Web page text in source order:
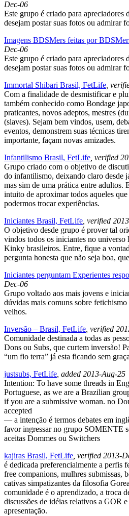
Dec-06
Este grupo é criado para apreciadores
desejam postar suas fotos ou admirar
Imagens BDSMers feitas por
Dec-06
Este grupo é criado para apreciadores
desejam postar suas fotos ou admirar
Immortal Shibari Brasil, FetLife ,
Com a finalidade de desmistificar e
também conhecido como Bondage
praticantes, novos adeptos, mestres
(slaves). Sejam bem vindos, usem,
eventos, demonstrem suas técnicas
importante, façam novas amizades.
Infantilismo Brasil, FetLife , verified
Grupo criado com o objetivo de
do infantilismo, deixando claro desde
mas sim de uma prática entre adultos.
intuito de aproximar todos aqueles
podermos trocar experiências.
Iniciantes Brasil, FetLife , verified
O objetivo desde grupo é prover tal
vindos todos os iniciantes no
Kinky brasileiros. Entre, fique a
pergunta honesta que não seja boa,
Iniciantes perguntam Experientes
Dec-06
Grupo voltado aos mais jovens e
dúvidas mais comuns sobre
velhos.
Inversão – Brasil, FetLife , verified
Comunidade destinada a todas as
Dons ou Subs, que curtem inversão!
“um fio terra” já esta ficando sem
justsubs, FetLife , added 2013-Aug-25
Intention: To have some threads in
Portuguese, as we are a Brazilian
if you are a submissive woman. no
accepted
— a intenção é termos debates em
favor ingressar no grupo SOMENTE
aceitas Dommes ou Switchers
kajiras Brasil, FetLife , verified 2013-
é dedicada preferencialmente a perfis
free companions, mulhres submissas,
cativas simpatizantes da filosofia
comunidade é o aprendizado, a troca
discussões de idéias relativos a GOR
apresentação.